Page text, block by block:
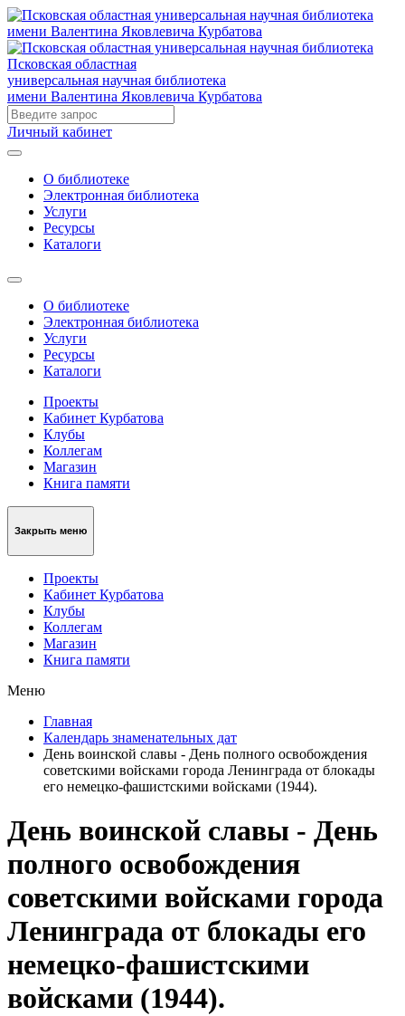
Псковская областная
универсальная научная библиотека
имени Валентина Яковлевича Курбатова
Личный кабинет
О библиотеке
Электронная библиотека
Услуги
Ресурсы
Каталоги
О библиотеке
Электронная библиотека
Услуги
Ресурсы
Каталоги
Проекты
Кабинет Курбатова
Клубы
Коллегам
Магазин
Книга памяти
Закрыть меню
Проекты
Кабинет Курбатова
Клубы
Коллегам
Магазин
Книга памяти
Меню
Главная
Календарь знаменательных дат
День воинской славы - День полного освобождения
советскими войсками города Ленинграда от блокады
его немецко-фашистскими войсками (1944).
День воинской славы - День
полного освобождения
советскими войсками города
Ленинграда от блокады его
немецко-фашистскими
войсками (1944).